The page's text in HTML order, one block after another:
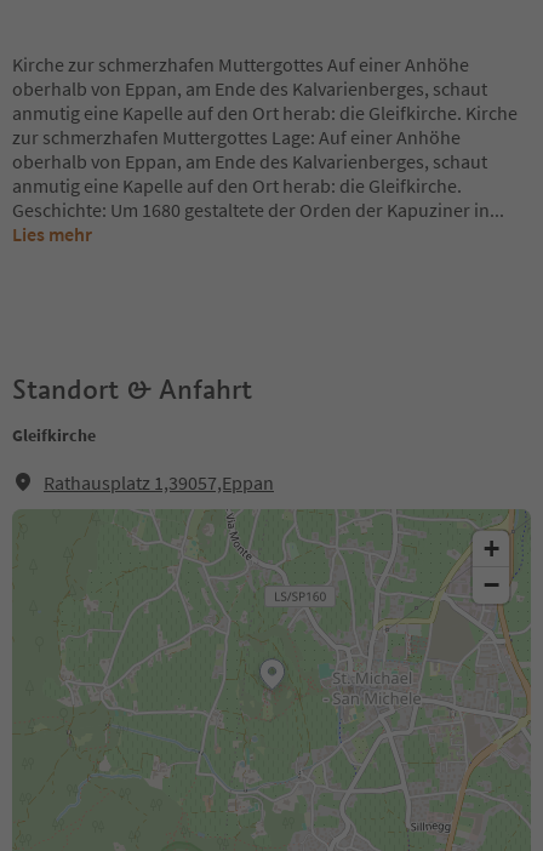
Kirche zur schmerzhafen Muttergottes Auf einer Anhöhe
oberhalb von Eppan, am Ende des Kalvarienberges, schaut
anmutig eine Kapelle auf den Ort herab: die Gleifkirche. Kirche
zur schmerzhafen Muttergottes Lage: Auf einer Anhöhe
oberhalb von Eppan, am Ende des Kalvarienberges, schaut
anmutig eine Kapelle auf den Ort herab: die Gleifkirche.
Geschichte: Um 1680 gestaltete der Orden der Kapuziner in...
Lies mehr
Standort & Anfahrt
Gleifkirche
Rathausplatz 1,39057,Eppan
+
−